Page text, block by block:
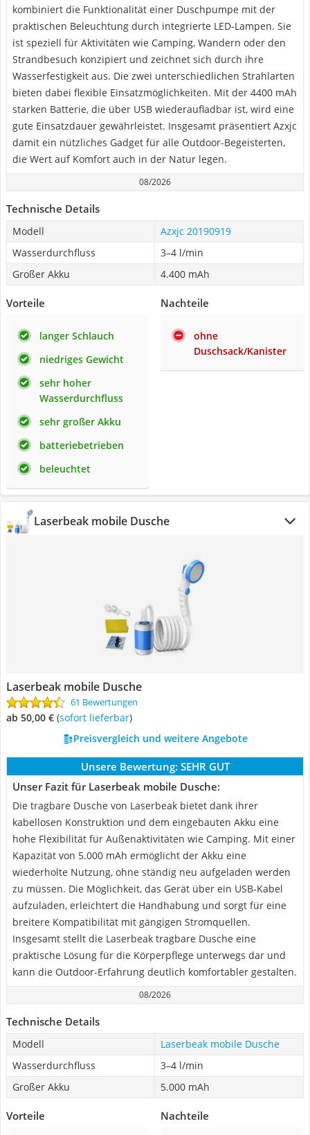
kombiniert die Funktionalität einer Duschpumpe mit der
praktischen Beleuchtung durch integrierte LED-Lampen. Sie
ist speziell für Aktivitäten wie Camping, Wandern oder den
Strandbesuch konzipiert und zeichnet sich durch ihre
Wasserfestigkeit aus. Die zwei unterschiedlichen Strahlarten
bieten dabei flexible Einsatzmöglichkeiten. Mit der 4400 mAh
starken Batterie, die über USB wiederaufladbar ist, wird eine
gute Einsatzdauer gewährleistet. Insgesamt präsentiert Azxjc
damit ein nützliches Gadget für alle Outdoor-Begeisterten,
die Wert auf Komfort auch in der Natur legen.
08/2026
Technische Details
Modell
Azxjc 20190919
Wasserdurchfluss
3–4 l/min
Großer Akku
4.400 mAh
Vorteile
langer Schlauch
niedriges Gewicht
sehr hoher
Wasserdurchfluss
sehr großer Akku
batteriebetrieben
beleuchtet
Nachteile
ohne
Duschsack/Kanister
Laserbeak mobile Dusche
Laserbeak mobile Dusche
61 Bewertungen
ab 50,00 € ( Sofort lieferbar)
Preisvergleich und weitere Angebote
Unsere Bewertung: SEHR GUT
Unser Fazit für Laserbeak mobile Dusche:
Die tragbare Dusche von Laserbeak bietet dank ihrer
kabellosen Konstruktion und dem eingebauten Akku eine
hohe Flexibilität für Außenaktivitäten wie Camping. Mit einer
Kapazität von 5.000 mAh ermöglicht der Akku eine
wiederholte Nutzung, ohne ständig neu aufgeladen werden
zu müssen. Die Möglichkeit, das Gerät über ein USB-Kabel
aufzuladen, erleichtert die Handhabung und sorgt für eine
breitere Kompatibilität mit gängigen Stromquellen.
Insgesamt stellt die Laserbeak tragbare Dusche eine
praktische Lösung für die Körperpflege unterwegs dar und
kann die Outdoor-Erfahrung deutlich komfortabler gestalten.
08/2026
Technische Details
Modell
Laserbeak mobile Dusche
Wasserdurchfluss
3–4 l/min
Großer Akku
5.000 mAh
Vorteile Nachteile